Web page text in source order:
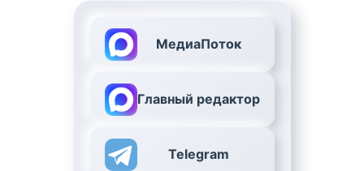
МедиаПоток
Главный редактор
Telegram